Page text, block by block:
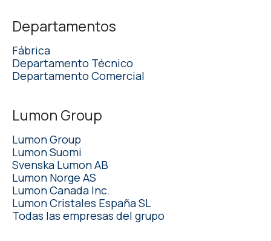
Departamentos
Fábrica
Departamento Técnico
Departamento Comercial
Lumon Group
Lumon Group
Lumon Suomi
Svenska Lumon AB
Lumon Norge AS
Lumon Canada Inc.
Lumon Cristales España SL
Todas las empresas del grupo